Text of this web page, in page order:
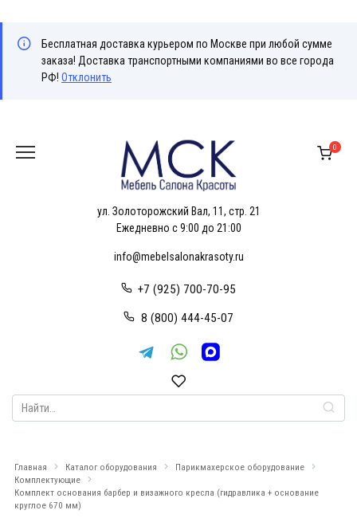
Бесплатная доставка курьером по Москве при любой сумме
заказа! Доставка транспортными компаниями во все города
РФ! Отклонить
содержанию
ул. Золоторожский Вал, 11, стр. 21
Ежедневно с 9:00 до 21:00
info@mebelsalonakrasoty.ru
+7 (925) 700-70-95
8 (800) 444-45-07
0
Search
for:
Главная Каталог оборудования
Парикмахерское оборудование
Комплектующие
Комплект основания барбер и визажного кресла (гидравлика + основание
круглое 670 мм)